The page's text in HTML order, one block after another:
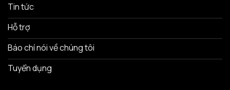
Tin tức
Hỗ trợ
Báo chí nói về chúng tôi
Tuyển dụng